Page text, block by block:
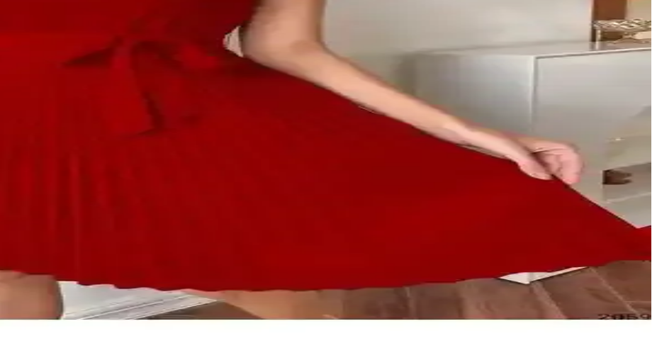
Seçenekleri ve Kombin Önerileri
ve doğru aksesuarlar şıklık ve konforu bir arada sunar. Keten, pamuklu kıyafetler ve hafif ayakkabılar yaz gardırobunun temelini oluşturur.
Şıklık İçin Güncel Moda Rehberi
pratik öneriler sunan bu rehber, modada kişisel ihtiyaç ve yaşam tarzına uygun çözümler içeriyor.
Seçenekleri
azaltılabilir. Ten rengi iç çamaşırı ve kalın dokuma kumaşlar şeffaflığı minimize eder, stil ve kullanım amacına göre tercih değişir.
İçin Pratik Çanta ve Taşıma Çözümleri
kalması farklı çanta modellerini gündeme getiriyor. Crossbody, sling, tote ve bel çantaları gibi seçenekler konfor ve stil sunuyor.
ve Tezzgelsin Bandana Şapkası
Bandana, malzeme, güneş koruma ve kullanım rahatlığı açısından karşılaştırıldı. Kullanıcı deneyimleri ve ürün özellikleri özetlendi.
Elbise Günlük ve Şık Kullanım İçin
elbisesi, hafifliği ve şıklığıyla günlük kullanım için ideal, çeşitli renk seçenekleri sunar.